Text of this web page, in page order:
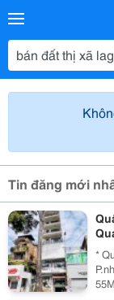
Tin đăng mới
*